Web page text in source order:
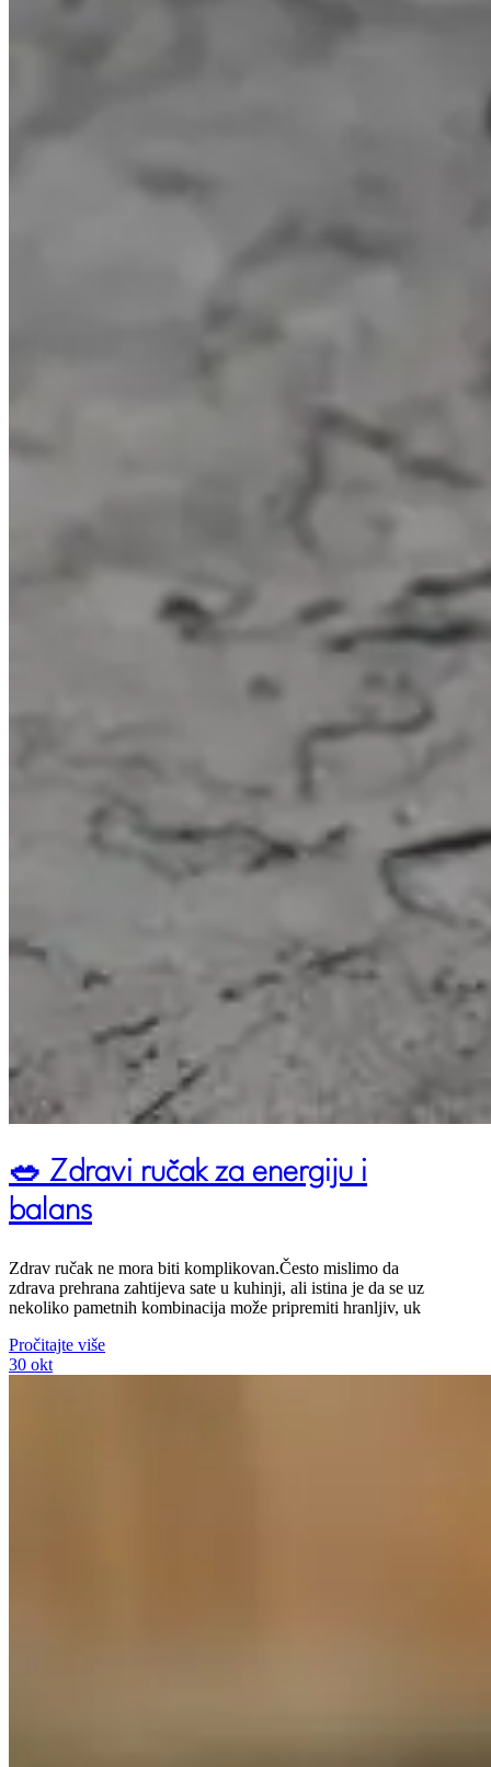
🥗 Zdravi ručak za energiju i
balans
Zdrav ručak ne mora biti komplikovan.Često mislimo da
zdrava prehrana zahtijeva sate u kuhinji, ali istina je da se uz
nekoliko pametnih kombinacija može pripremiti hranljiv, uk
Pročitajte više
30 okt